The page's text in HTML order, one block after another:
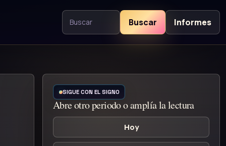
Buscar contenidoBuscar Informes
SIGUE CON EL SIGNO
Abre otro periodo o amplía la lectura
Hoy